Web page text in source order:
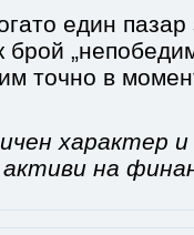
един
точно в
характер и
на